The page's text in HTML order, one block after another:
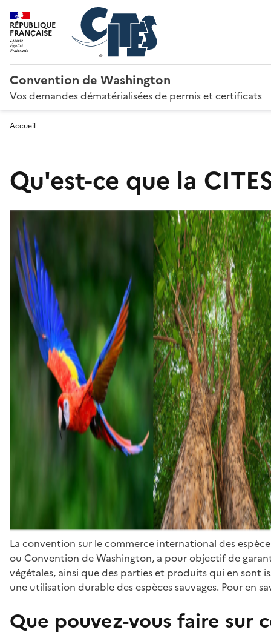
RÉPUBLIQUE
FRANÇAISE
Convention de Washington
Vos demandes dématérialisées de permis et certificats
Accueil
Qu'est-ce que la
La convention sur le commerce international des
ou Convention de Washington, a pour objectif de
végétales, ainsi que des parties et produits qui en sont
une utilisation durable des espèces sauvages. Pour en
Que pouvez-vous faire sur